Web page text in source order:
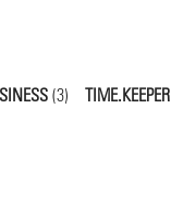
(3) TIME.KEEPER